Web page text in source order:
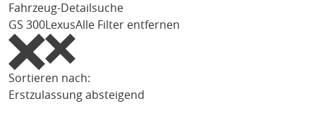
Fahrzeug-Detailsuche
GS 300LexusAlle Filter entfernen
Sortieren nach:
Erstzulassung absteigend